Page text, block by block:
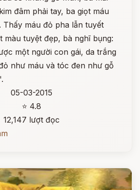
đâm phải tay, ba giọt máu
Thấy máu đỏ pha lẫn tuyết
màu tuyệt đẹp, bà nghĩ bụng:
một người con gái, da trắng
như máu và tóc đen như gỗ
05-03-2015
⭐ 4.8
12,147 lượt đọc